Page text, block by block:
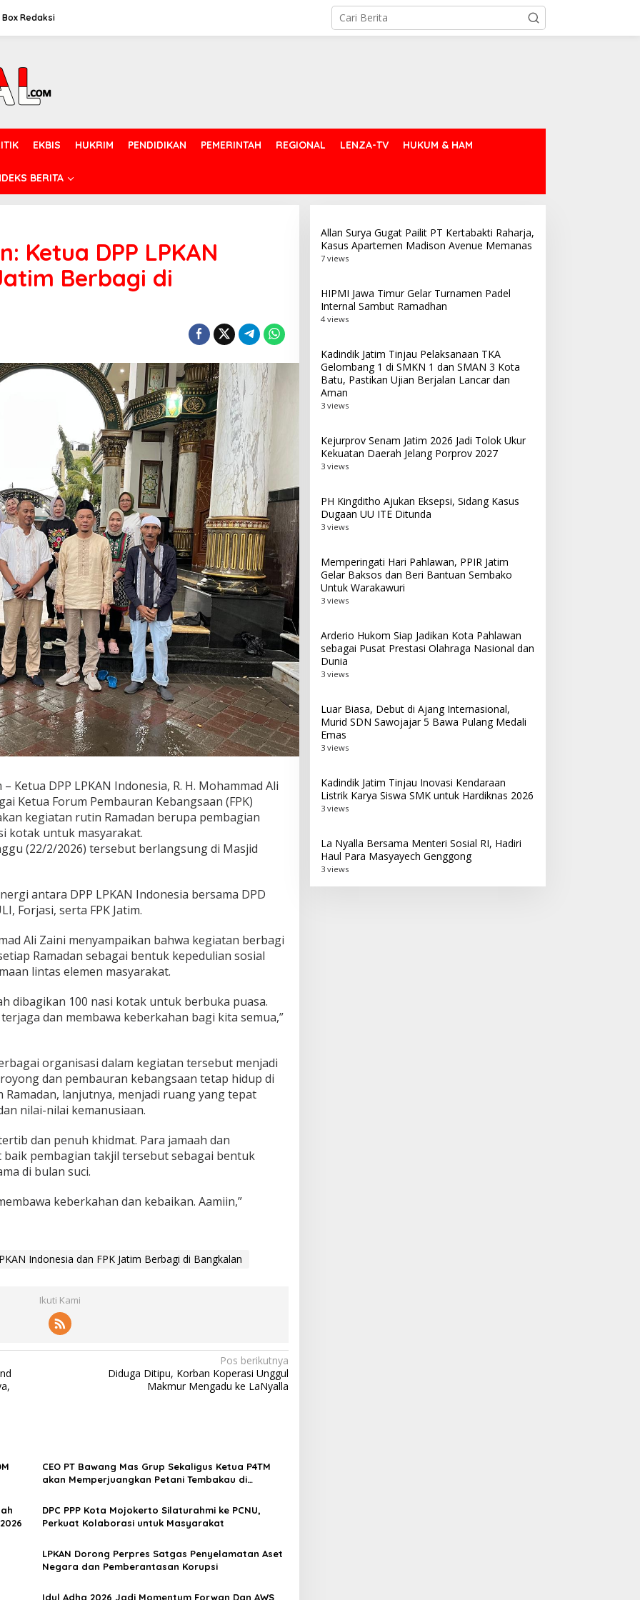
Box Redaksi
EKBIS HUKRIM PENDIDIKAN PEMERINTAH REGIONAL LENZA-TV HUKUM & HAM
BERITA
Ketua DPP LPKAN
Berbagi di
Ketua DPP LPKAN Indonesia, R. H. Mohammad Ali
Ketua Forum Pembauran Kebangsaan (FPK)
kegiatan rutin Ramadan berupa pembagian
kotak untuk masyarakat.
(22/2/2026) tersebut berlangsung di Masjid
antara DPP LPKAN Indonesia bersama DPD
Forjasi, serta FPK Jatim.
Ali Zaini menyampaikan bahwa kegiatan berbagi
Ramadan sebagai bentuk kepedulian sosial
lintas elemen masyarakat.
dibagikan 100 nasi kotak untuk berbuka puasa.
dan membawa keberkahan bagi kita semua,”
organisasi dalam kegiatan tersebut menjadi
dan pembauran kebangsaan tetap hidup di
lanjutnya, menjadi ruang yang tepat
nilai-nilai kemanusiaan.
dan penuh khidmat. Para jamaah dan
pembagian takjil tersebut sebagai bentuk
di bulan suci.
keberkahan dan kebaikan. Aamiin,”
Indonesia dan FPK Jatim Berbagi di Bangkalan
Ikuti Kami
Pos berikutnya
Diduga Ditipu, Korban Koperasi Unggul
Makmur Mengadu ke LaNyalla
CEO PT Bawang Mas Grup Sekaligus Ketua P4TM
akan Memperjuangkan Petani Tembakau di
DPC PPP Kota Mojokerto Silaturahmi ke PCNU,
Perkuat Kolaborasi untuk Masyarakat
LPKAN Dorong Perpres Satgas Penyelamatan Aset
Negara dan Pemberantasan Korupsi
‎Idul Adha 2026 Jadi Momentum Forwan Dan AWS
Allan Surya Gugat Pailit PT Kertabakti Raharja,
Kasus Apartemen Madison Avenue Memanas
7 views
HIPMI Jawa Timur Gelar Turnamen Padel
Internal Sambut Ramadhan
4 views
Kadindik Jatim Tinjau Pelaksanaan TKA
Gelombang 1 di SMKN 1 dan SMAN 3 Kota
Batu, Pastikan Ujian Berjalan Lancar dan
Aman
3 views
Kejurprov Senam Jatim 2026 Jadi Tolok Ukur
Kekuatan Daerah Jelang Porprov 2027
3 views
PH Kingditho Ajukan Eksepsi, Sidang Kasus
Dugaan UU ITE Ditunda
3 views
Memperingati Hari Pahlawan, PPIR Jatim
Gelar Baksos dan Beri Bantuan Sembako
Untuk Warakawuri
3 views
Arderio Hukom Siap Jadikan Kota Pahlawan
sebagai Pusat Prestasi Olahraga Nasional dan
Dunia
3 views
Luar Biasa, Debut di Ajang Internasional,
Murid SDN Sawojajar 5 Bawa Pulang Medali
Emas
3 views
Kadindik Jatim Tinjau Inovasi Kendaraan
Listrik Karya Siswa SMK untuk Hardiknas 2026
3 views
La Nyalla Bersama Menteri Sosial RI, Hadiri
Haul Para Masyayech Genggong
3 views